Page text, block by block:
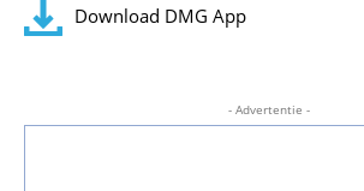
Download DMG App
- Advertentie -